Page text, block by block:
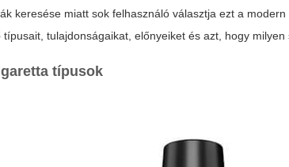
keresése miatt sok felhasználó választja ezt a
típusait, tulajdonságaikat, előnyeiket és azt, hogy
típusok